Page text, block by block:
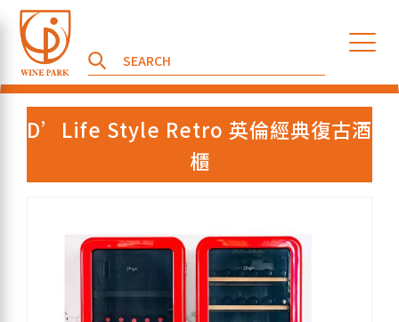
D’Life Style Retro 英倫經典復古酒
櫃